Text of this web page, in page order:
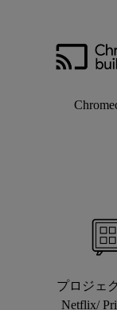
プロジェ
Netflix/